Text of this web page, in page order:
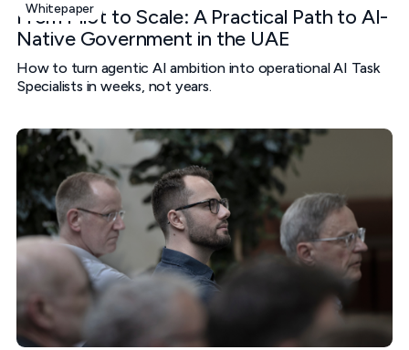
Whitepaper
From Pilot to Scale: A Practical Path to AI-
Native Government in the UAE
How to turn agentic AI ambition into operational AI Task
Specialists in weeks, not years.